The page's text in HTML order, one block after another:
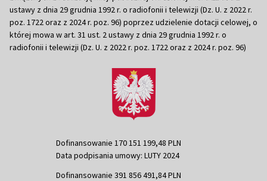
ustawy z dnia 29 grudnia 1992 r. o radiofonii i telewizji (Dz. U. z 2022 r.
poz. 1722 oraz z 2024 r. poz. 96) poprzez udzielenie dotacji celowej, o
której mowa w art. 31 ust. 2 ustawy z dnia 29 grudnia 1992 r. o
radiofonii i telewizji (Dz. U. z 2022 r. poz. 1722 oraz z 2024 r. poz. 96)
Dofinansowanie 170 151 199,48 PLN
Data podpisania umowy: LUTY 2024
Dofinansowanie 391 856 491,84 PLN